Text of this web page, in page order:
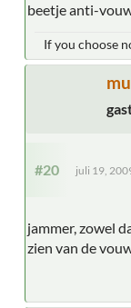
beetje anti-
If you choose
#20 juli 19,
jammer, zowel
zien van de